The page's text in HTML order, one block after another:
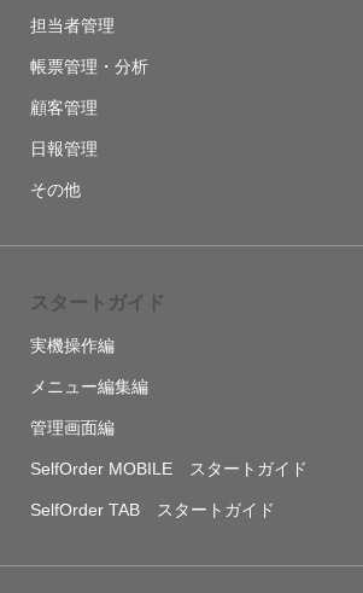
担当者管理
帳票管理・分析
顧客管理
日報管理
その他
スタートガイド
実機操作編
メニュー編集編
管理画面編
SelfOrder MOBILE スタートガイド
SelfOrder TAB スタートガイド